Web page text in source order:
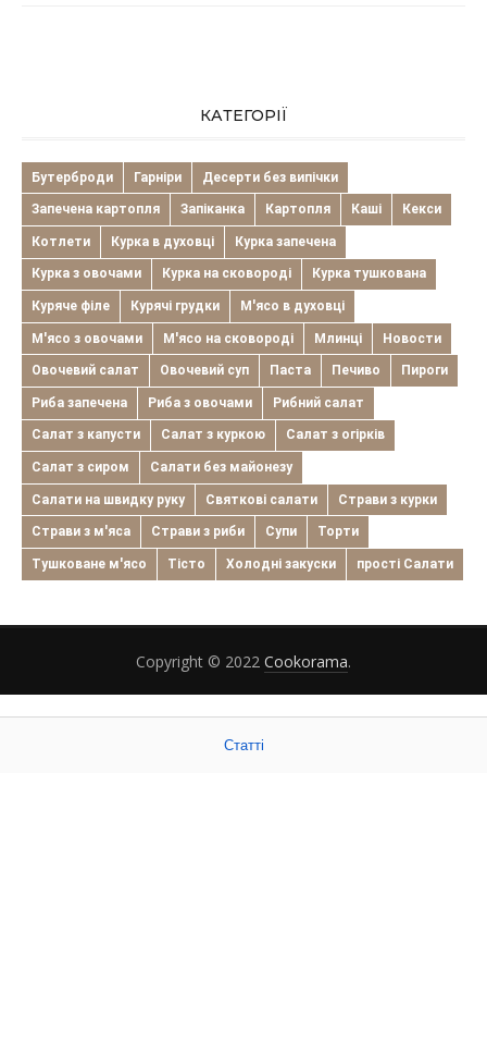
КАТЕГОРІЇ
Бутерброди Гарніри Десерти без випічки
Запечена картопля Запіканка Картопля Каші Кекси
Котлети Курка в духовці Курка запечена
Курка з овочами Курка на сковороді Курка тушкована
Куряче філе Курячі грудки М'ясо в духовці
М'ясо з овочами М'ясо на сковороді Млинці Новости
Овочевий салат Овочевий суп Паста Печиво Пироги
Риба запечена Риба з овочами Рибний салат
Салат з капусти Салат з куркою Салат з огірків
Салат з сиром Салати без майонезу
Салати на швидку руку Святкові салати Страви з курки
Страви з м'яса Страви з риби Супи Торти
Тушковане м'ясо Тісто Холодні закуски прості Салати
Copyright © 2022 Cookorama.
Статті